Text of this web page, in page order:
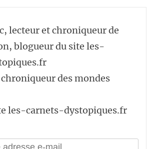
des mondes
les-carnets-dystopiques.fr